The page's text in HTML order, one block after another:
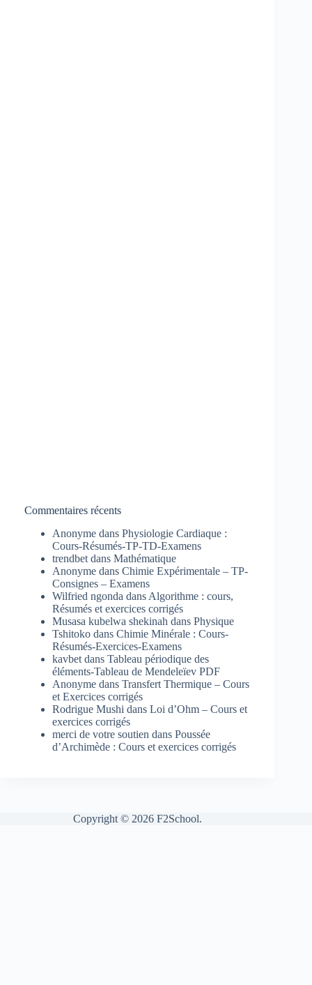
Commentaires récents
Anonyme dans Physiologie Cardiaque :
Cours-Résumés-TP-TD-Examens
trendbet dans Mathématique
Anonyme dans Chimie Expérimentale – TP-
Consignes – Examens
Wilfried ngonda dans Algorithme : cours,
Résumés et exercices corrigés
Musasa kubelwa shekinah dans Physique
Tshitoko dans Chimie Minérale : Cours-
Résumés-Exercices-Examens
kavbet dans Tableau périodique des
éléments-Tableau de Mendeleïev PDF
Anonyme dans Transfert Thermique – Cours
et Exercices corrigés
Rodrigue Mushi dans Loi d’Ohm – Cours et
exercices corrigés
merci de votre soutien dans Poussée
d’Archimède : Cours et exercices corrigés
Copyright © 2026 F2School.